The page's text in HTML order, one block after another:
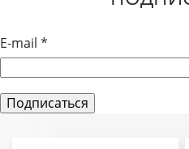
E-mail *